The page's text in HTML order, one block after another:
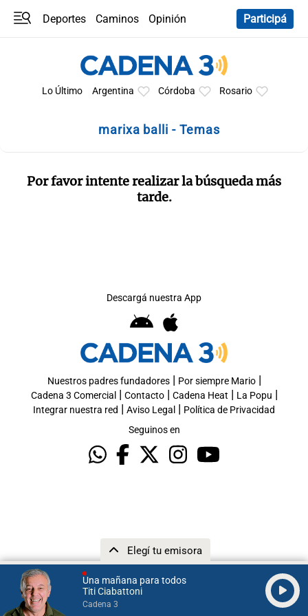
Una mañana para todos
Titi Ciabattoni
Cadena 3
Elegí tu emisora
Deportes Caminos
Opinión
Participá
Lo Último Argentina Córdoba Rosario
marixa balli - Temas
Por favor intente realizar la búsqueda más
tarde.
Descargá nuestra App
Nuestros padres fundadores| Por siempre Mario|
Cadena 3 Comercial | Contacto| Cadena Heat | La Popu |
Integrar nuestra red | Aviso Legal | Política de Privacidad
Seguinos en